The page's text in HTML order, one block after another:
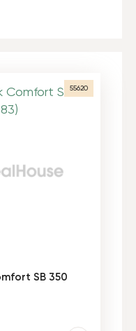
55620
SB 350